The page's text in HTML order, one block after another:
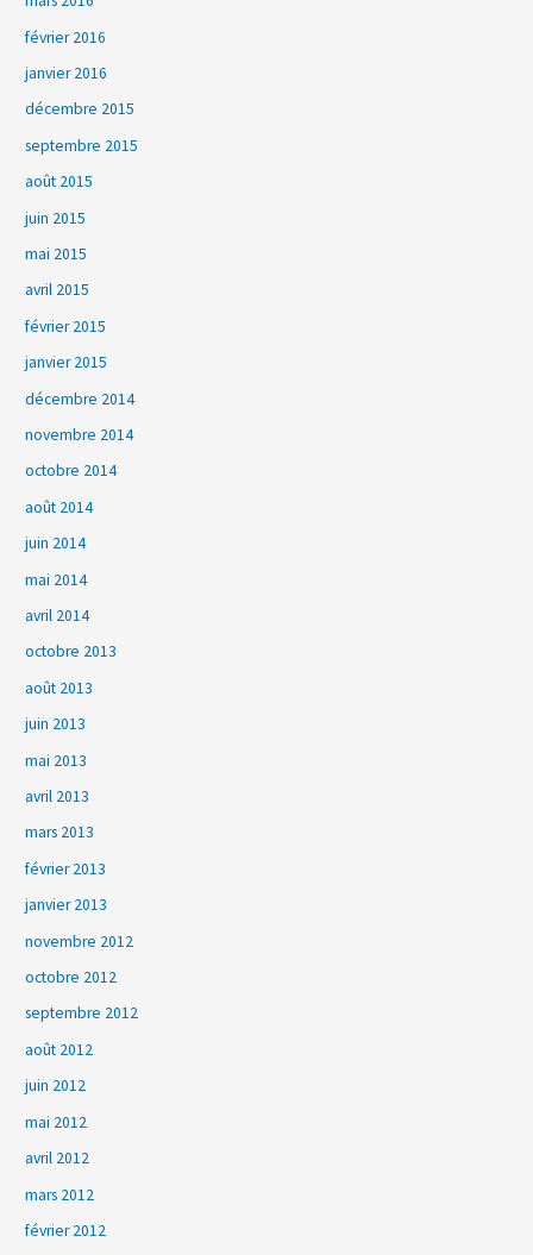
février 2016
janvier 2016
décembre 2015
septembre 2015
août 2015
juin 2015
mai 2015
avril 2015
février 2015
janvier 2015
décembre 2014
novembre 2014
octobre 2014
août 2014
juin 2014
mai 2014
avril 2014
octobre 2013
août 2013
juin 2013
mai 2013
avril 2013
mars 2013
février 2013
janvier 2013
novembre 2012
octobre 2012
septembre 2012
août 2012
juin 2012
mai 2012
avril 2012
mars 2012
février 2012